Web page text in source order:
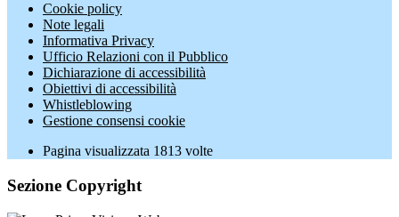
Cookie policy
Note legali
Informativa Privacy
Ufficio Relazioni con il Pubblico
Dichiarazione di accessibilità
Obiettivi di accessibilità
Whistleblowing
Gestione consensi cookie
Pagina visualizzata 1813 volte
Sezione Copyright